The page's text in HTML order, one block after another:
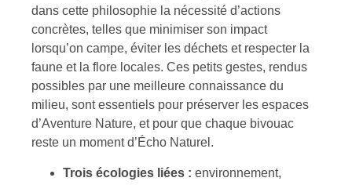
dans cette philosophie la nécessité d’actions
concrètes, telles que minimiser son impact
lorsqu’on campe, éviter les déchets et respecter la
faune et la flore locales. Ces petits gestes, rendus
possibles par une meilleure connaissance du
milieu, sont essentiels pour préserver les espaces
d’Aventure Nature, et pour que chaque bivouac
reste un moment d’Écho Naturel.
Trois écologies liées : environnement,